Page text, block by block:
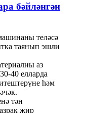
бәйләнгән
теләсә
таянып эшли
аз
40 елларда
һәм
тән
җир